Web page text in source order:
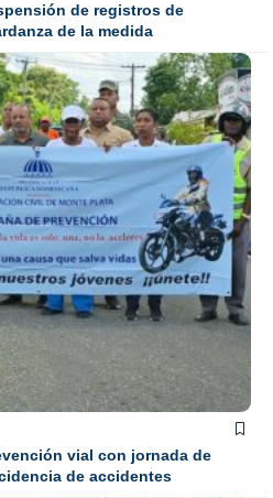
de registros de
de la medida
vial con jornada de
de accidentes